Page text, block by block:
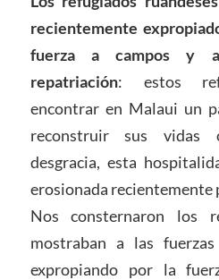
recientemente
fuerza a campos y
repatriación: estos
encontrar en Malaui un
reconstruir sus vidas
desgracia, esta
erosionada recientemente
Nos consternaron los
mostraban a las
expropiando por la